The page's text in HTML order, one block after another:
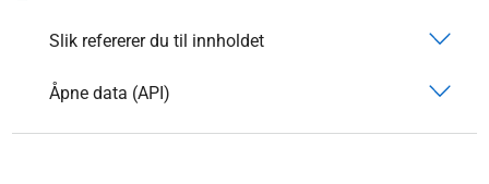
Slik refererer du til innholdet
Åpne data (API)